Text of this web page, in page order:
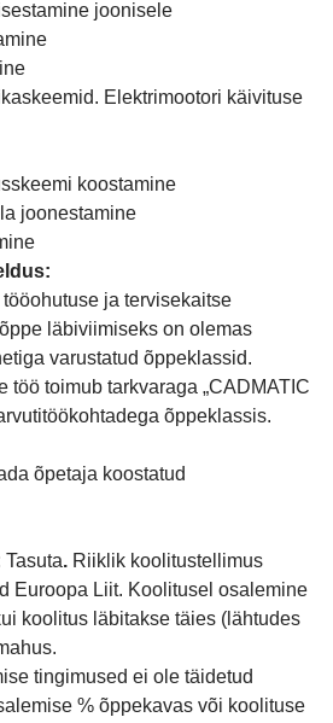
joonisele
Elektrimootori käivituse
koostamine
joonestamine
ja tervisekaitse
läbiviimiseks on olemas
varustatud õppeklassid.
töö toimub tarkvaraga „CADMATIC
õppeklassis.
õpetaja koostatud
Tasuta. Riiklik koolitustellimus
Euroopa Liit. Koolitusel osalemine
koolitus läbitakse täies (lähtudes
tingimused ei ole täidetud
% õppekavas või koolituse